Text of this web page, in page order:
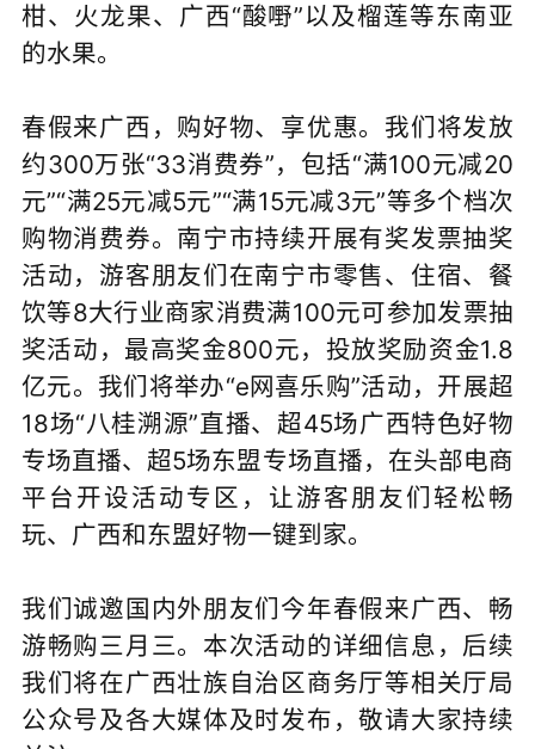
柑、火龙果、广西“酸嘢”以及榴莲等东南亚
的水果。
春假来广西，购好物、享优惠。我们将发放
约300万张“33消费券”，包括“满100元减20
元”“满25元减5元”“满15元减3元”等多个档次
购物消费券。南宁市持续开展有奖发票抽奖
活动，游客朋友们在南宁市零售、住宿、餐
饮等8大行业商家消费满100元可参加发票抽
奖活动，最高奖金800元，投放奖励资金1.8
亿元。我们将举办“e网喜乐购”活动，开展超
18场“八桂溯源”直播、超45场广西特色好物
专场直播、超5场东盟专场直播，在头部电商
平台开设活动专区，让游客朋友们轻松畅
玩、广西和东盟好物一键到家。
我们诚邀国内外朋友们今年春假来广西、畅
游畅购三月三。本次活动的详细信息，后续
我们将在广西壮族自治区商务厅等相关厅局
公众号及各大媒体及时发布，敬请大家持续